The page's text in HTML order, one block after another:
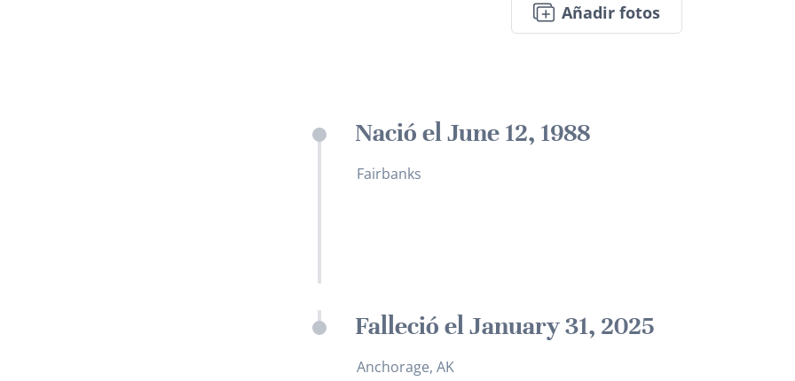
Añadir fotos
Nació el June 12, 1988
Fairbanks
Falleció el January 31, 2025
Anchorage, AK